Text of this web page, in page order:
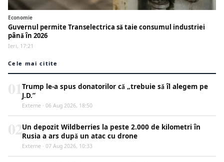
Economie
Guvernul permite Transelectrica să taie consumul industriei
până în 2026
Ieri, 17:21
Cele mai citite
Trump le-a spus donatorilor că „trebuie să îl alegem pe
J.D.”
Externe · 06 Aug 2026, 18:50
Un depozit Wildberries la peste 2.000 de kilometri în
Rusia a ars după un atac cu drone
Externe · 07 Aug 2026, 10:33